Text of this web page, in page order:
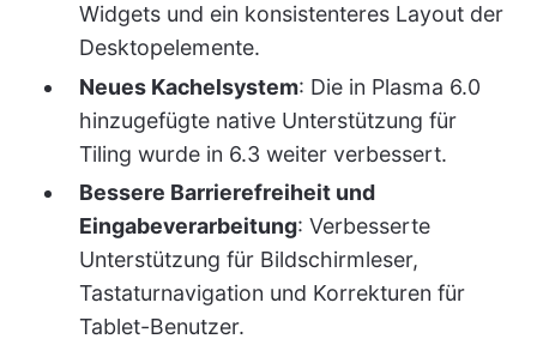
Widgets und ein konsistenteres Layout der
Desktopelemente.
Neues Kachelsystem: Die in Plasma 6.0
hinzugefügte native Unterstützung für
Tiling wurde in 6.3 weiter verbessert.
Bessere Barrierefreiheit und
Eingabeverarbeitung: Verbesserte
Unterstützung für Bildschirmleser,
Tastaturnavigation und Korrekturen für
Tablet-Benutzer.